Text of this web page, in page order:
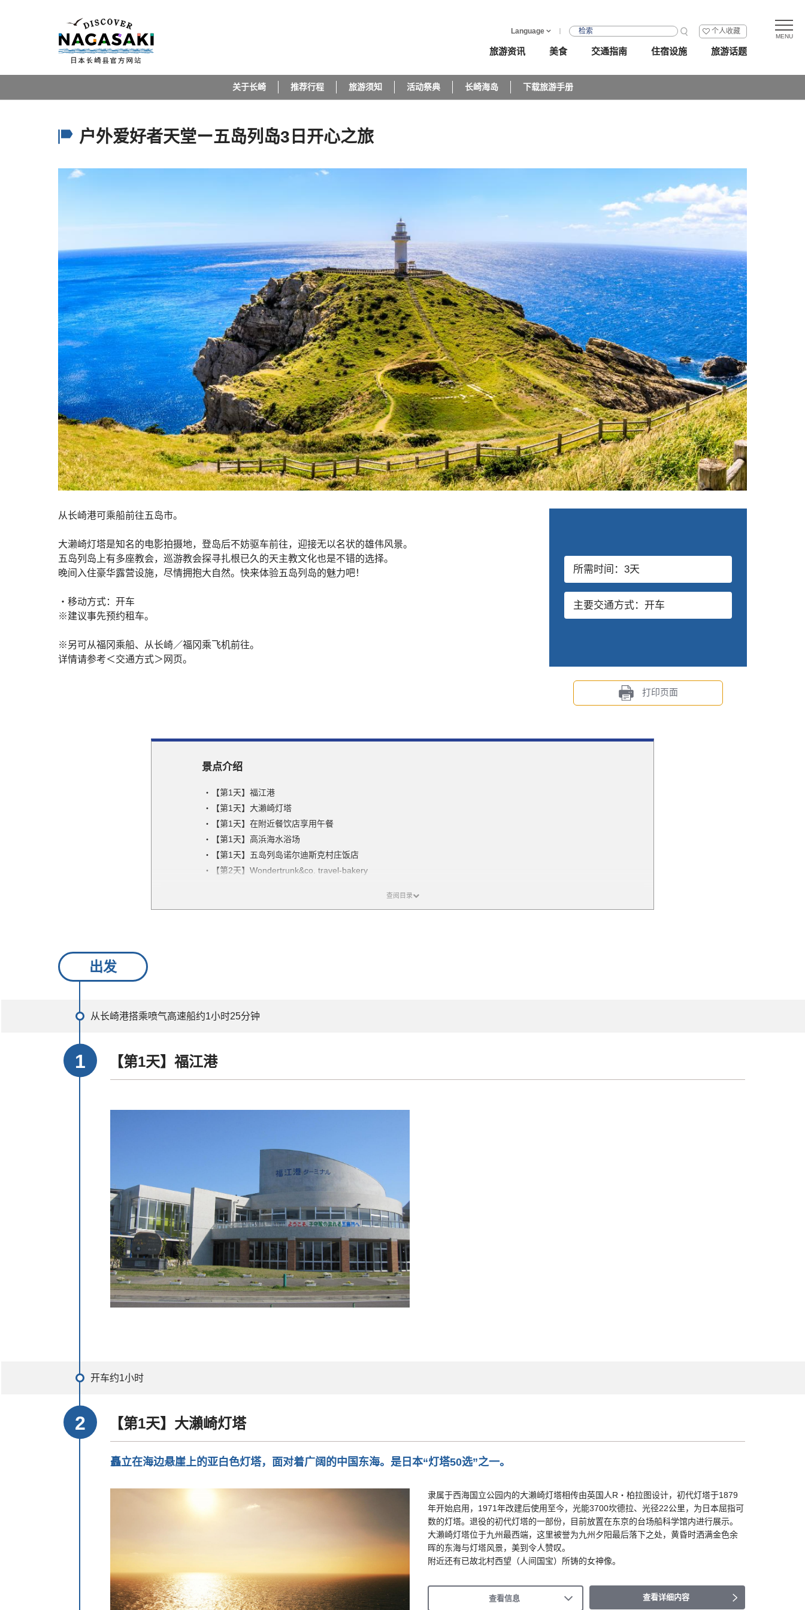
Language 个人收藏
旅游资讯 美食 交通指南 住宿设施 旅游话题
关于长崎 推荐行程 旅游须知 活动祭典 长崎海岛 下载旅游手册
户外爱好者天堂ー五岛列岛3日开心之旅
从长崎港可乘船前往五岛市。
大濑崎灯塔是知名的电影拍摄地，登岛后不妨驱车前往，迎接无以名状的雄伟风景。
五岛列岛上有多座教会，巡游教会探寻扎根已久的天主教文化也是不错的选择。
晚间入住豪华露营设施，尽情拥抱大自然。快来体验五岛列岛的魅力吧！
・移动方式：开车
※建议事先预约租车。
※另可从福冈乘船、从长崎／福冈乘飞机前往。
详情请参考＜交通方式＞网页。
所需时间：3天
主要交通方式：开车
打印页面
景点介绍
【第1天】福江港
【第1天】大瀨崎灯塔
【第1天】在附近餐饮店享用午餐
【第1天】高浜海水浴场
【第1天】五岛列岛诺尔迪斯克村庄饭店
【第2天】Wondertrunk&co. travel-bakery
【第3天】长崎港
出发
从长崎港搭乘喷气高速船约1小时25分钟
【第1天】福江港
开车约1小时
【第1天】大瀨崎灯塔
矗立在海边悬崖上的亚白色灯塔，面对着广阔的中国东海。是日本“灯塔50选”之一。
隶属于西海国立公园内的大瀨崎灯塔相传由英国人R・柏拉图设计，初代灯塔于1879
年开始启用，1971年改建后使用至今，光能3700坎德拉、光径22公里，为日本屈指可
数的灯塔。退役的初代灯塔的一部份，目前放置在东京的台场船科学馆内进行展示。
大瀨崎灯塔位于九州最西端，这里被誉为九州夕阳最后落下之处，黄昏时洒满金色余
晖的东海与灯塔风景，美到令人赞叹。
附近还有已故北村西望（人间国宝）所铸的女神像。
查看信息 查看详细内容